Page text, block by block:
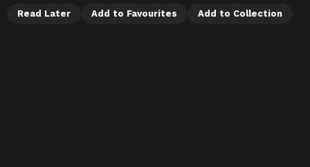
Read Later Add to Favourites Add to Collection